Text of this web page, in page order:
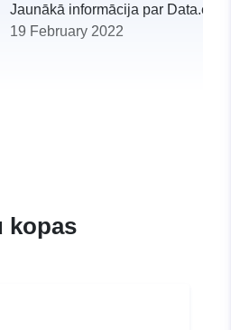
Jaunākā informācija par
19 February 2022
3e2d2203-863a-4cbf-9ccb-
kopas